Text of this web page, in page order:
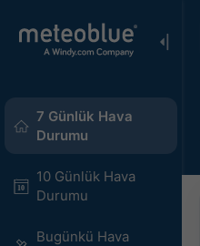
7 Günlük Hava
Durumu
10 Günlük Hava
Durumu
Bugünkü Hava